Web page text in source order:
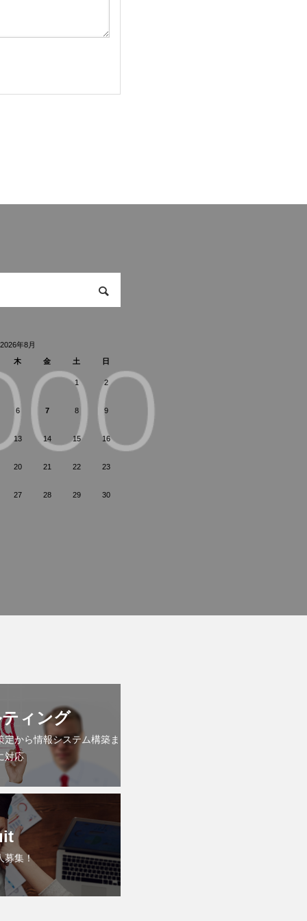
2026年8月
木
金 土 日
1 2
6 7 8 9
13 14 15 16
20 21 22 23
27 28 29 30
ィング
から情報システム構築ま
対応
募集！